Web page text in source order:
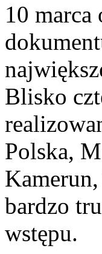
10 marca
Blisko
Polska,
bardzo
wstępu.